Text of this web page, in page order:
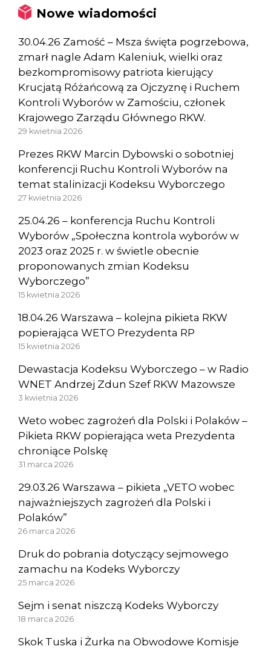
Nowe wiadomości
30.04.26 Zamość – Msza święta pogrzebowa,
zmarł nagle Adam Kaleniuk, wielki oraz
bezkompromisowy patriota kierujący
Krucjatą Różańcową za Ojczyznę i Ruchem
Kontroli Wyborów w Zamościu, członek
Krajowego Zarządu Głównego RKW.
29 kwietnia 2026
Prezes RKW Marcin Dybowski o sobotniej
konferencji Ruchu Kontroli Wyborów na
temat stalinizacji Kodeksu Wyborczego
27 kwietnia 2026
25.04.26 – konferencja Ruchu Kontroli
Wyborów „Społeczna kontrola wyborów w
2023 oraz 2025 r. w świetle obecnie
proponowanych zmian Kodeksu
Wyborczego”
15 kwietnia 2026
18.04.26 Warszawa – kolejna pikieta RKW
popierająca WETO Prezydenta RP
15 kwietnia 2026
Dewastacja Kodeksu Wyborczego – w Radio
WNET Andrzej Zdun Szef RKW Mazowsze
3 kwietnia 2026
Weto wobec zagrożeń dla Polski i Polaków –
Pikieta RKW popierająca weta Prezydenta
chroniące Polskę
31 marca 2026
29.03.26 Warszawa – pikieta „VETO wobec
najważniejszych zagrożeń dla Polski i
Polaków”
26 marca 2026
Druk do pobrania dotyczący sejmowego
zamachu na Kodeks Wyborczy
25 marca 2026
Sejm i senat niszczą Kodeks Wyborczy
18 marca 2026
Skok Tuska i Żurka na Obwodowe Komisje